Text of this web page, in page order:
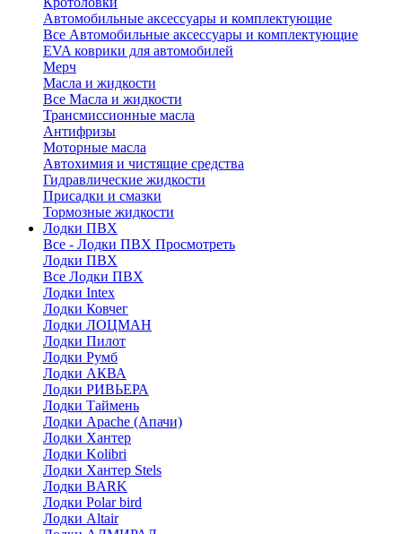
Автомобильные аксессуары и комплектующие
Все Автомобильные аксессуары и комплектующие
EVA коврики для автомобилей
Мерч
Масла и жидкости
Все Масла и жидкости
Трансмиссионные масла
Антифризы
Моторные масла
Автохимия и чистящие средства
Гидравлические жидкости
Присадки и смазки
Тормозные жидкости
Лодки ПВХ
Все - Лодки ПВХ Просмотреть
Лодки ПВХ
Все Лодки ПВХ
Лодки Intex
Лодки Ковчег
Лодки ЛОЦМАН
Лодки Пилот
Лодки Румб
Лодки АКВА
Лодки РИВЬЕРА
Лодки Таймень
Лодки Apache (Апачи)
Лодки Хантер
Лодки Kolibri
Лодки Хантер Stels
Лодки BARK
Лодки Polar bird
Лодки Altair